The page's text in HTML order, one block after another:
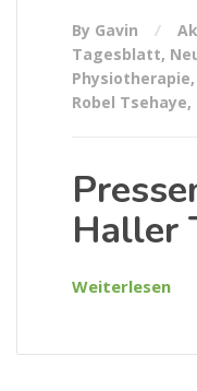
By Gavin
Tagesblatt,
Physiotherapie,
Robel Tsehaye,
Haller
Weiterlesen